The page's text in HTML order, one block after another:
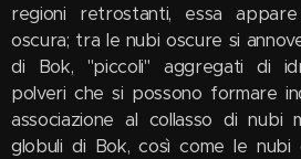
regioni retrostanti, essa
oscura; tra le nubi oscure si
di Bok, "piccoli" aggregati di
polveri che si possono formare
associazione al collasso di nubi
globuli di Bok, così come le nubi